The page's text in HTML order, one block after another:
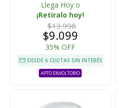
Llega Hoy o
¡Retiralo hoy!
$13.998
$9.099
35% OFF
DESDE 6 CUOTAS SIN INTERÉS
APTO ENVOLTORIO